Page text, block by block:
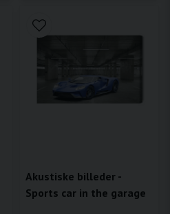
Akustiske billeder -
Sports car in the garage